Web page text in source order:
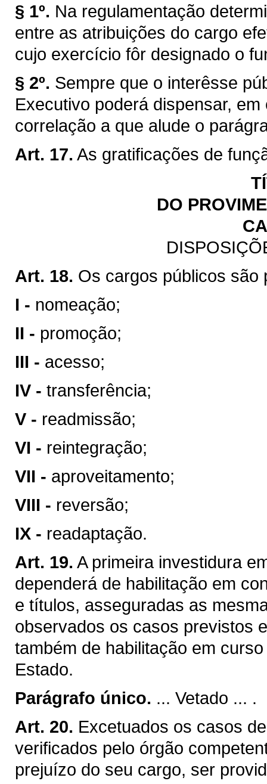
§ 1º. Na regulamentação
entre as atribuições do cargo
cujo exercício fôr designado o
§ 2º. Sempre que o interêsse
Executivo poderá dispensar,
correlação a que alude o
Art. 17. As gratificações de
DO
Art. 18. Os cargos públicos são
I - nomeação;
II - promoção;
III - acesso;
IV - transferência;
V - readmissão;
VI - reintegração;
VII - aproveitamento;
VIII - reversão;
IX - readaptação.
Art. 19. A primeira investidura
dependerá de habilitação em
e títulos, asseguradas as
observados os casos previstos
também de habilitação em
Estado.
Parágrafo único. ... Vetado ... .
Art. 20. Excetuados os casos
verificados pelo órgão
prejuízo do seu cargo, ser